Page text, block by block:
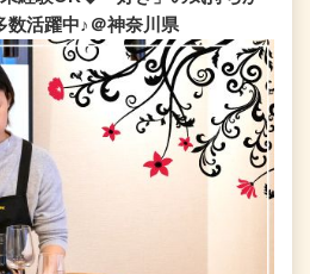
数活躍中♪＠神奈川県